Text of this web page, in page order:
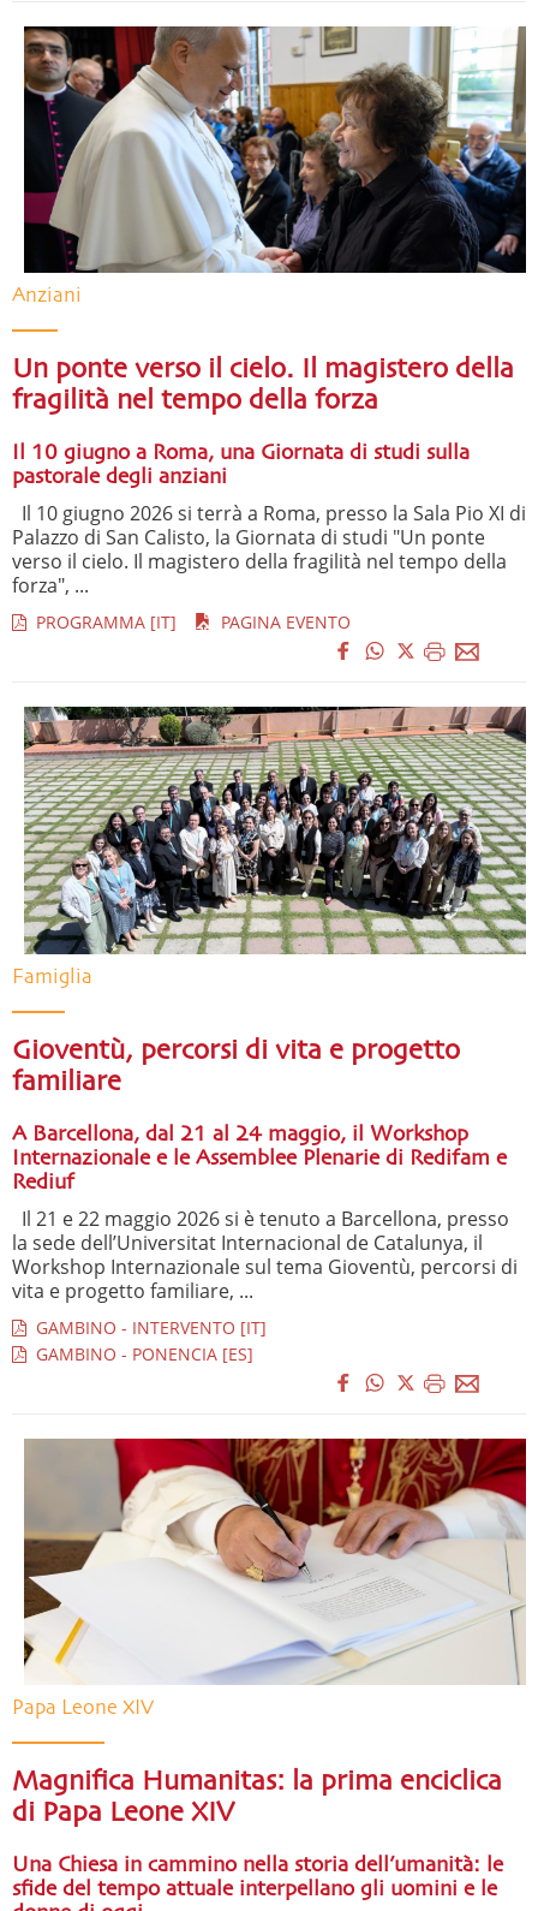
Anziani
Un ponte verso il cielo. Il magistero della
fragilità nel tempo della forza
Il 10 giugno a Roma, una Giornata di studi sulla
pastorale degli anziani
Il 10 giugno 2026 si terrà a Roma, presso la Sala Pio XI di
Palazzo di San Calisto, la Giornata di studi "Un ponte
verso il cielo. Il magistero della fragilità nel tempo della
forza", ...
PROGRAMMA [IT] PAGINA EVENTO
Famiglia
Gioventù, percorsi di vita e progetto
familiare
A Barcellona, dal 21 al 24 maggio, il Workshop
Internazionale e le Assemblee Plenarie di Redifam e
Rediuf
Il 21 e 22 maggio 2026 si è tenuto a Barcellona, presso
la sede dell’Universitat Internacional de Catalunya, il
Workshop Internazionale sul tema Gioventù, percorsi di
vita e progetto familiare, ...
GAMBINO - INTERVENTO [IT]
GAMBINO - PONENCIA [ES]
Papa Leone XIV
Magnifica Humanitas: la prima enciclica
di Papa Leone XIV
Una Chiesa in cammino nella storia dell’umanità: le
sfide del tempo attuale interpellano gli uomini e le